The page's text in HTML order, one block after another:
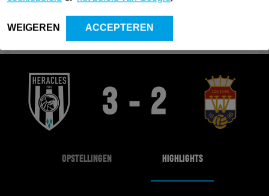
WEIGEREN ACCEPTEREN
FC Volendam
3 - 2
OPSTELLINGEN HIGHLIGHTS